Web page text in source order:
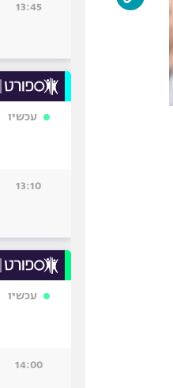
13:45
עכשיו
13:10
עכשיו
14:00